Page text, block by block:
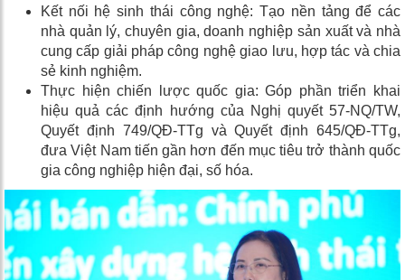
Kết nối hệ sinh thái công nghệ: Tạo nền tảng để các
nhà quản lý, chuyên gia, doanh nghiệp sản xuất và nhà
cung cấp giải pháp công nghệ giao lưu, hợp tác và chia
sẻ kinh nghiệm.
Thực hiện chiến lược quốc gia: Góp phần triển khai
hiệu quả các định hướng của Nghị quyết 57-NQ/TW,
Quyết định 749/QĐ-TTg và Quyết định 645/QĐ-TTg,
đưa Việt Nam tiến gần hơn đến mục tiêu trở thành quốc
gia công nghiệp hiện đại, số hóa.